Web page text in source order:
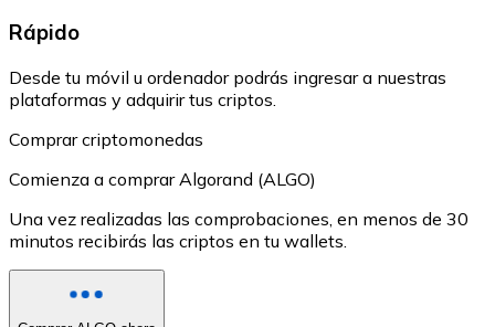
Rápido
Desde tu móvil u ordenador podrás ingresar a nuestras
plataformas y adquirir tus criptos.
Comprar criptomonedas
Comienza a comprar Algorand (ALGO)
Una vez realizadas las comprobaciones, en menos de 30
minutos recibirás las criptos en tu wallets.